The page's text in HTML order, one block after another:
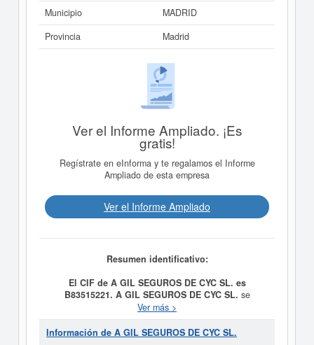
Municipio
MADRID
Provincia
Madrid
Ver el Informe Ampliado. ¡Es
gratis!
Regístrate en eInforma y te regalamos el Informe
Ampliado de esta empresa
Ver el Informe Ampliado
Resumen identificativo:
El CIF de A GIL SEGUROS DE CYC SL. es
B83515221. A GIL SEGUROS DE CYC SL. se
constituyó el día 02/01/2003 con el objetivo de
MEDIADORES DE SEGUROS. AGENCIA DE
SEGUROS. SERVICIOS DE TASACION Y
Ver más >
Información de A GIL SEGUROS DE CYC SL.